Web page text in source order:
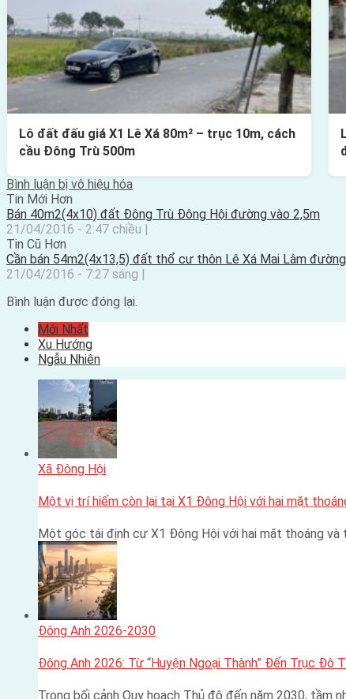
Lô đất đấu giá X1 Lê Xá 80m² – trục 10m, cách
cầu Đông Trù 500m
Bình luận bị vô hiệu hóa
Tin Mới Hơn
Bán 40m2(4x10) đất Đông Trù Đông Hội đường vào 2,5m
21/04/2016 - 2:47 chiều |
Tin Cũ Hơn
Cần bán 54m2(4x13,5) đất thổ cư thôn Lê Xá Mai Lâm
21/04/2016 - 7:27 sáng |
Bình luận được đóng lại.
Mới Nhất
Xu Hướng
Ngẫu Nhiên
Xã Đông Hội
Một vị trí hiếm còn lại tại X1 Đông Hội với hai mặt
Một góc tái định cư X1 Đông Hội với hai mặt thoáng và
Đông Anh 2026-2030
Đông Anh 2026: Từ “Huyện Ngoại Thành” Đến Trục Đô
Trong bối cảnh Quy hoạch Thủ đô đến năm 2030, tầm